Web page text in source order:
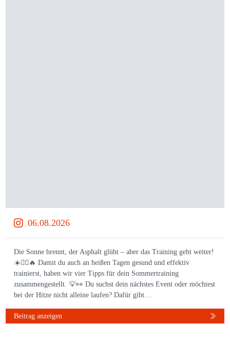
06.08.2026
Die Sonne brennt, der Asphalt glüht – aber das Training geht weiter!
☀️🏃‍♀️🔥 Damit du auch an heißen Tagen gesund und effektiv
trainierst, haben wir vier Tipps für dein Sommertraining
zusammengestellt. 💡👀 Du suchst dein nächstes Event oder möchtest
bei der Hitze nicht alleine laufen? Dafür gibt…
Beitrag anzeigen